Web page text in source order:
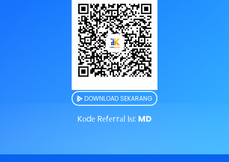
DOWNLOAD SEKARANG
Kоdе Rеfеrrаl Iѕі: MD